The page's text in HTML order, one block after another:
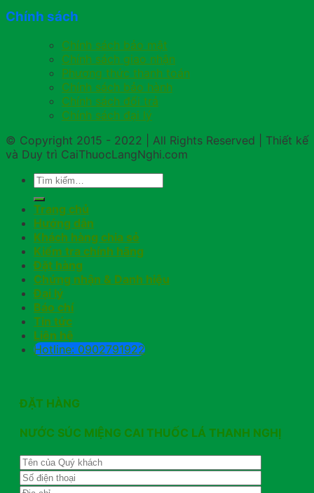
Chính sách
Chính sách bảo mật
Chính sách giao nhận
Phương thức thanh toán
Chính sách bảo hành
Chính sách đổi trả
Chính sách đại lý
© Copyright 2015 - 2022 | All Rights Reserved | Thiết kế
và Duy trì CaiThuocLangNghi.com
Trang chủ
Hướng dẫn
Khách hàng chia sẻ
Kiểm tra chính hãng
Đặt hàng
Chứng nhận & Danh hiệu
Đại lý
Báo chí
Tin tức
Liên hệ
Hotline: 0902791922
ĐẶT HÀNG
NƯỚC SÚC MIỆNG CAI THUỐC LÁ THANH NGHỊ